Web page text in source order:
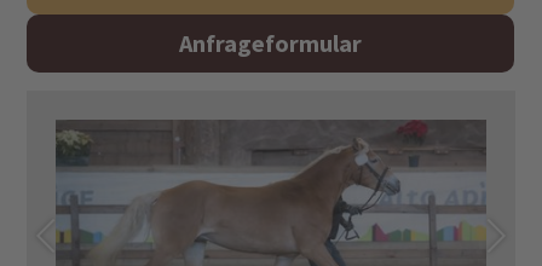
Anfrageformular